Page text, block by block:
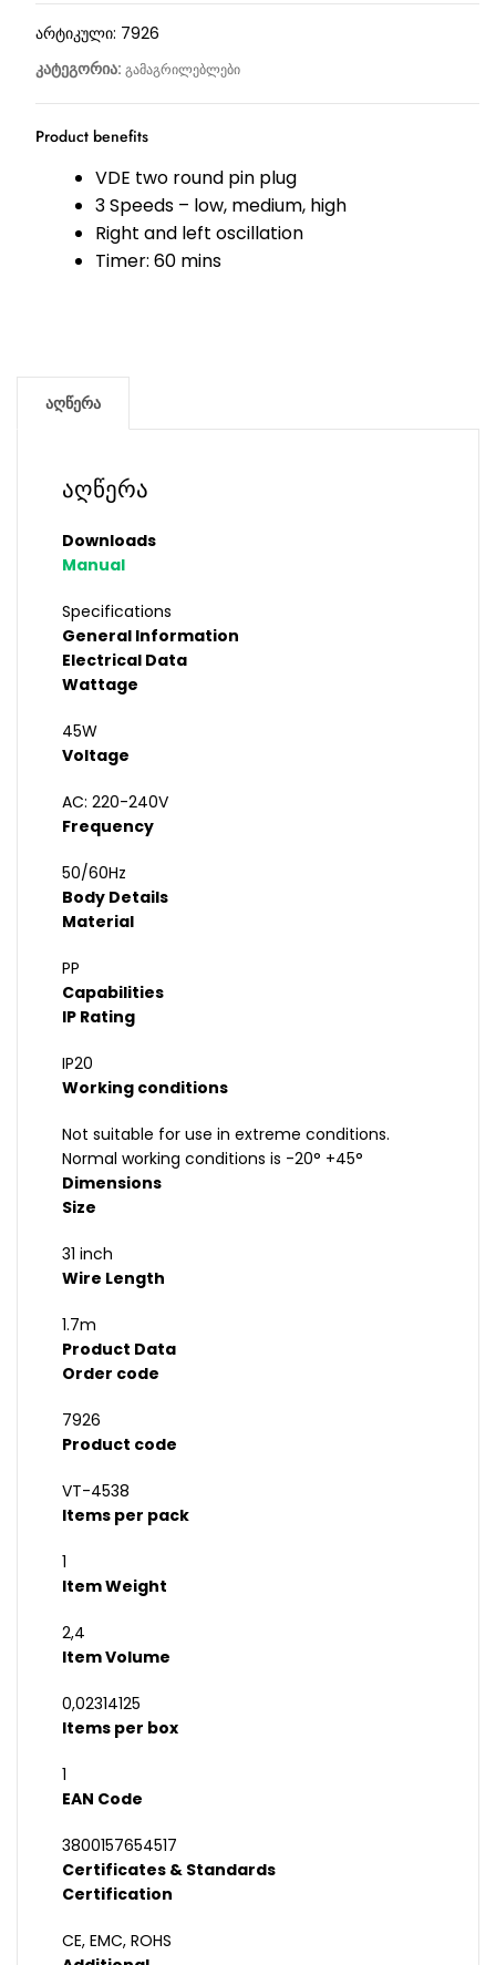
არტიკული: 7926
კატეგორია: გამაგრილებლები
Product benefits
VDE two round pin plug
3 Speeds – low, medium, high
Right and left oscillation
Timer: 60 mins
აღწერა
აღწერა
Downloads
Manual
Specifications
General Information
Electrical Data
Wattage
45W
Voltage
AC: 220-240V
Frequency
50/60Hz
Body Details
Material
PP
Capabilities
IP Rating
IP20
Working conditions
Not suitable for use in extreme conditions.
Normal working conditions is -20° +45°
Dimensions
Size
31 inch
Wire Length
1.7m
Product Data
Order code
7926
Product code
VT-4538
Items per pack
1
Item Weight
2,4
Item Volume
0,02314125
Items per box
1
EAN Code
3800157654517
Certificates & Standards
Certification
CE, EMC, ROHS